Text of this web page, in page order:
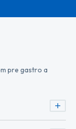
pre gastro a